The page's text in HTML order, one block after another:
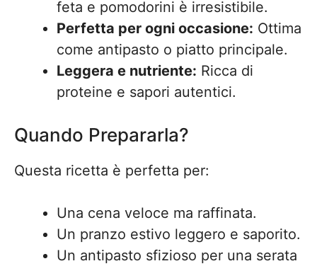
feta e pomodorini è irresistibile.
Perfetta per ogni occasione: Ottima
come antipasto o piatto principale.
Leggera e nutriente: Ricca di
proteine e sapori autentici.
Quando Prepararla?
Questa ricetta è perfetta per:
Una cena veloce ma raffinata.
Un pranzo estivo leggero e saporito.
Un antipasto sfizioso per una serata